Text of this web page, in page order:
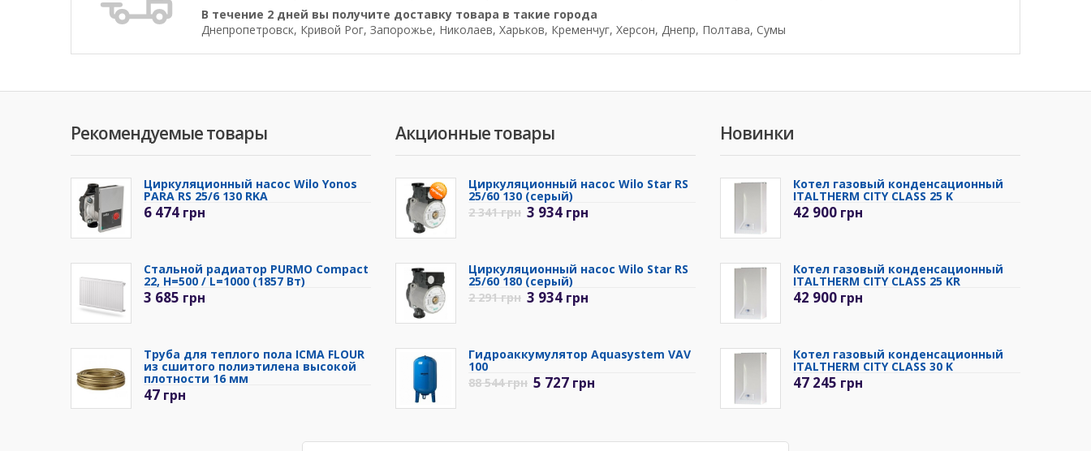
В течение 2 дней вы получите доставку товара в такие города
Днепропетровск, Кривой Рог, Запорожье, Николаев, Харьков, Кременчуг, Херсон, Днепр, Полтава, Сумы
Рекомендуемые товары
Циркуляционный насос Wilo Yonos
PARA RS 25/6 130 RKA
6 474 грн
Стальной радиатор PURMO Compact
22, H=500 / L=1000 (1857 Вт)
3 685 грн
Труба для теплого пола ICMA FLOUR
из сшитого полиэтилена высокой
плотности 16 мм
47 грн
Акционные товары
Циркуляционный насос Wilo Star RS
25/60 130 (серый)
2 341грн 3 934 грн
Циркуляционный насос Wilo Star RS
25/60 180 (серый)
2 291грн 3 934 грн
Гидроаккумулятор Aquasystem VAV
100
88 544грн 5 727 грн
Новинки
Котел газовый конденсационный
ITALTHERM CITY CLASS 25 K
42 900 грн
Котел газовый конденсационный
ITALTHERM CITY CLASS 25 KR
42 900 грн
Котел газовый конденсационный
ITALTHERM CITY CLASS 30 K
47 245 грн